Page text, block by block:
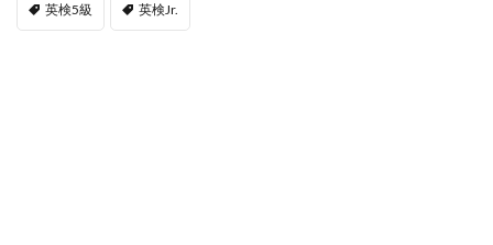
英検5級 英検Jr.